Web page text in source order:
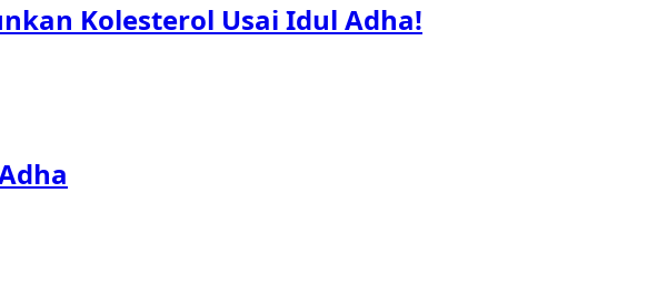
Kolesterol Usai Idul Adha!